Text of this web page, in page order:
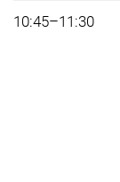
10:45–11:30